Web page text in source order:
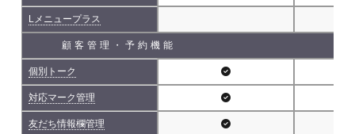
Lメニュープラス
顧客管理・予約機能
個別トーク
対応マーク管理
友だち情報欄管理